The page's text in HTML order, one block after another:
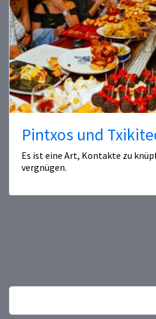
Pintxos und
Es ist eine Art, Kontakte zu
vergnügen.